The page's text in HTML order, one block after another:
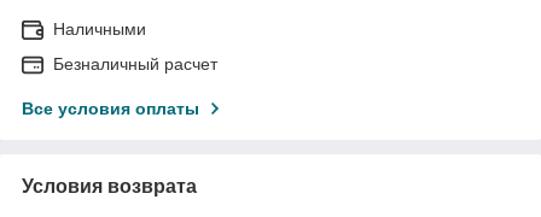
Наличными
Безналичный расчет
Все условия оплаты
Условия возврата